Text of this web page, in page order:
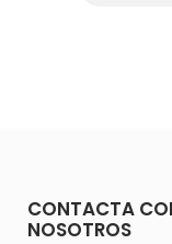
CONTACTA
NOSOTROS